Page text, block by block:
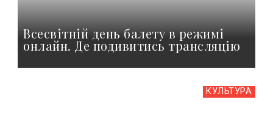
Всесвітній день балету в режимі
онлайн. Де подивитись трансляцію
КУЛЬТУРА